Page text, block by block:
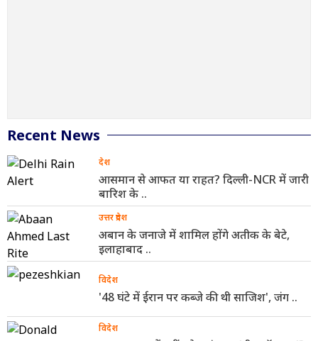
Recent News
देश
आसमान से आफत या राहत? दिल्ली-NCR में जारी
बारिश के ..
उत्तर प्रदेश
अबान के जनाजे में शामिल होंगे अतीक के बेटे,
इलाहाबाद ..
विदेश
'48 घंटे में ईरान पर कब्जे की थी साजिश', जंग ..
विदेश